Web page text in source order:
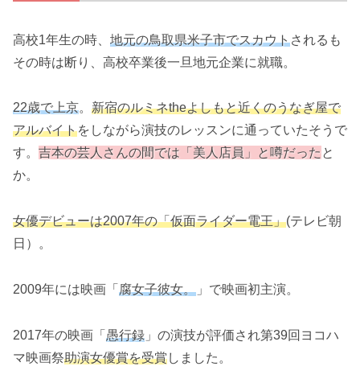
高校1年生の時、 地元の鳥取県米子市でスカウトされるも
その時は断り、高校卒業後一旦地元企業に就職。
22歳で上京。 新宿のルミネtheよしもと近くのうなぎ屋で
アルバイトをしながら演技のレッスンに通っていたそうで
す。 吉本の芸人さんの間では「美人店員」と噂だった と
か。
女優デビューは2007年の「仮面ライダー電王」(テレビ朝
日）。
2009年には映画「 腐女子彼女。 」で映画初主演。
2017年の映画「 愚行録 」の演技が評価され第39回ヨコハ
マ映画祭助演女優賞を受賞しました。